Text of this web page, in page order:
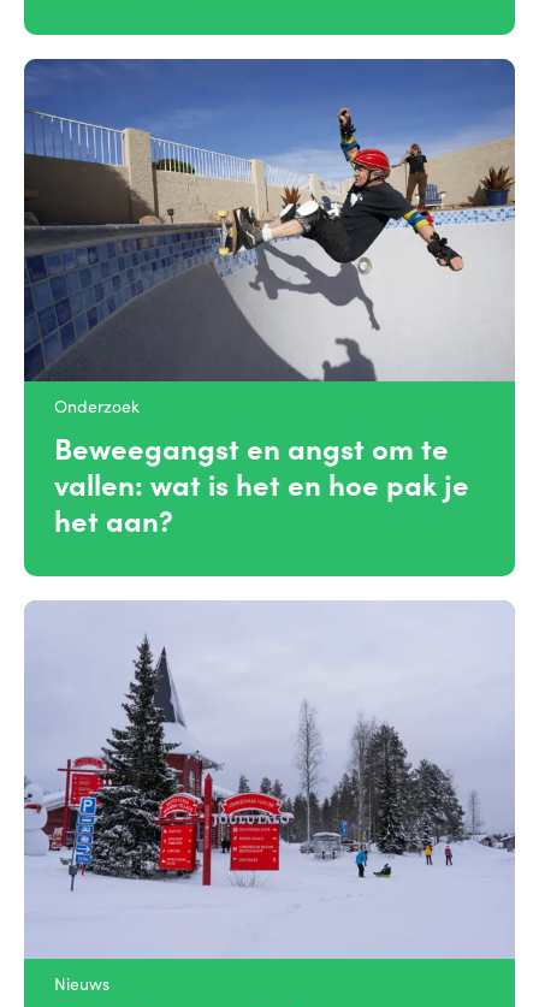
Onderzoek
Beweegangst en angst om te
vallen: wat is het en hoe pak je
het aan?
Nieuws